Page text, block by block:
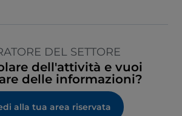
DEL SETTORE
dell'attività e vuoi
delle informazioni?
alla tua area riservata